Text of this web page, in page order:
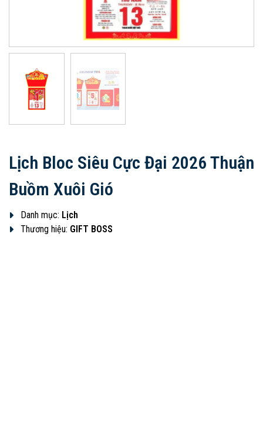
Lịch Bloc Siêu Cực Đại 2026 Thuận
Buồm Xuôi Gió
Danh mục: Lịch
Thương hiệu: GIFT BOSS